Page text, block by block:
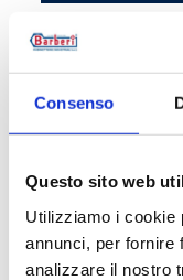
Consenso
Questo sito web
Utilizziamo i cookie
annunci, per fornire
analizzare il nostro
01G02500H
01G02500C
01G02500X